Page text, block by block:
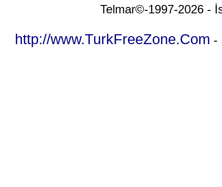
Telmar©-1997-2026 -
http://www.TurkFreeZone.Com -